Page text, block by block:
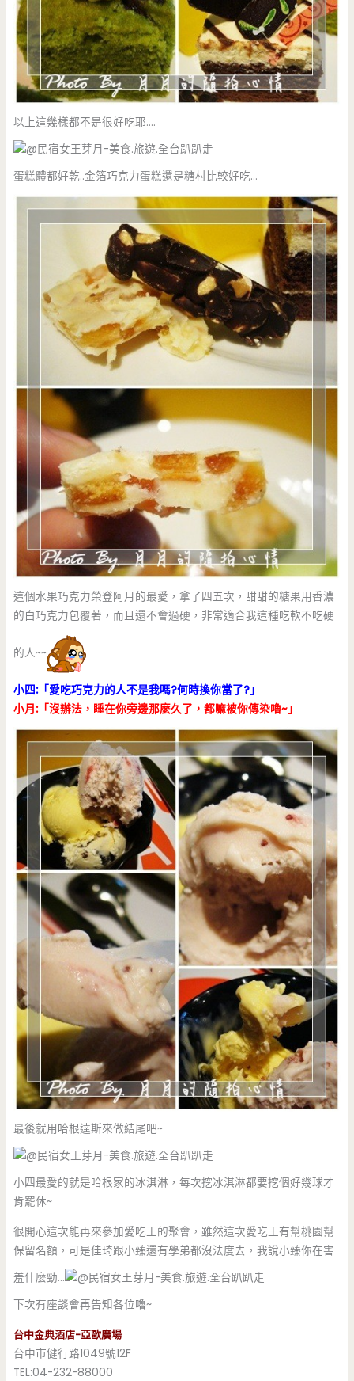
以上這幾樣都不是很好吃耶….
蛋糕體都好乾..金箔巧克力蛋糕還是糖村比較好吃…
這個水果巧克力榮登阿月的最愛，拿了四五次，甜甜的糖果用香濃
的白巧克力包覆著，而且還不會過硬，非常適合我這種吃軟不吃硬
的人~~
小四:「愛吃巧克力的人不是我嗎?何時換你當了?」
小月:「沒辦法，睡在你旁邊那麼久了，都嘛被你傳染嚕~」
最後就用哈根達斯來做結尾吧~
小四最愛的就是哈根家的冰淇淋，每次挖冰淇淋都要挖個好幾球才
肯罷休~
很開心這次能再來參加愛吃王的聚會，雖然這次愛吃王有幫桃園幫
保留名額，可是佳琦跟小臻還有學弟都沒法度去，我說小臻你在害
羞什麼勁…
下次有座談會再告知各位嚕~
台中金典酒店-亞歐廣場
台中市健行路1049號12F
TEL:04-232-88000